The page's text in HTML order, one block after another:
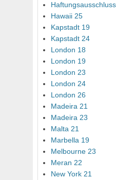
Hawaii 25
Kapstadt 19
Kapstadt 24
London 18
London 19
London 23
London 24
London 26
Madeira 21
Madeira 23
Malta 21
Marbella 19
Melbourne 23
Meran 22
New York 21